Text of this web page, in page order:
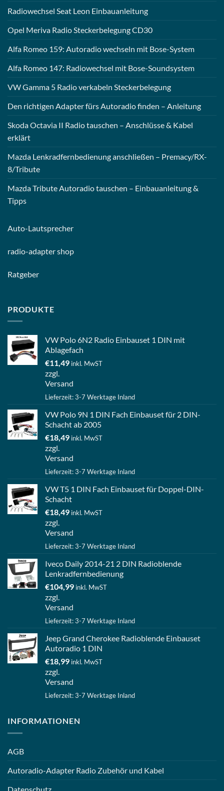
Radiowechsel Seat Leon Einbauanleitung
Opel Meriva Radio Steckerbelegung CD30
Alfa Romeo 159: Autoradio wechseln mit Bose-System
Alfa Romeo 147: Radiowechsel mit Bose-Soundsystem
VW Gamma 5 Radio verkabeln Steckerbelegung
Den richtigen Adapter fürs Autoradio finden – Anleitung
Skoda Octavia II Radio tauschen – Anschlüsse & Kabel
erklärt
Mazda Lenkradfernbedienung anschließen – Premacy/RX-
8/Tribute
Mazda Tribute Autoradio tauschen – Einbauanleitung &
Tipps
Auto-Lautsprecher
radio-adapter shop
Ratgeber
PRODUKTE
VW Polo 6N2 Radio Einbauset 1 DIN mit
Ablagefach
€11,49 inkl. MwST
zzgl.
Versand
Lieferzeit: 3-7 Werktage Inland
VW Polo 9N 1 DIN Fach Einbauset für 2 DIN-
Schacht ab 2005
€18,49 inkl. MwST
zzgl.
Versand
Lieferzeit: 3-7 Werktage Inland
VW T5 1 DIN Fach Einbauset für Doppel-DIN-
Schacht
€18,49 inkl. MwST
zzgl.
Versand
Lieferzeit: 3-7 Werktage Inland
Iveco Daily 2014-21 2 DIN Radioblende
Lenkradfernbedienung
€104,99 inkl. MwST
zzgl.
Versand
Lieferzeit: 3-7 Werktage Inland
Jeep Grand Cherokee Radioblende Einbauset
Autoradio 1 DIN
€18,99 inkl. MwST
zzgl.
Versand
Lieferzeit: 3-7 Werktage Inland
INFORMATIONEN
AGB
Autoradio-Adapter Radio Zubehör und Kabel
Datenschutz